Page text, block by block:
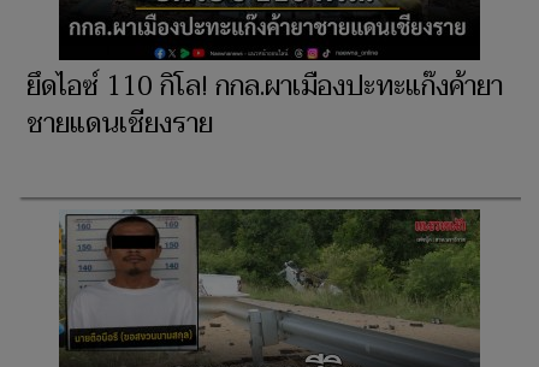
ยึดไอซ์ 110 กิโล! กกล.ผาเมืองปะทะแก๊งค้ายา
ชายแดนเชียงราย